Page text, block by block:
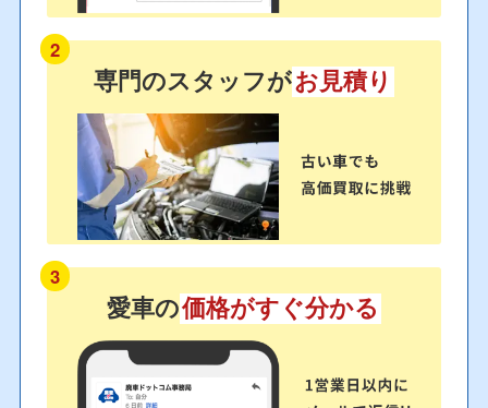
2
専門のスタッフがお見積り
3
愛車の価格がすぐ分かる